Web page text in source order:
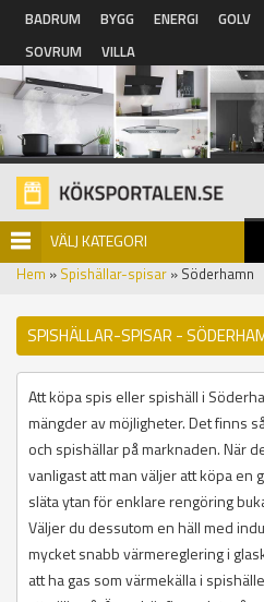
Hoppa till huvudinnehåll
BADRUM BYGG ENERGI GOLV
SOVRUM
VILLA
VÄLJ KATEGORI
Hem » Spishällar-spisar » Söderhamn
SPISHÄLLAR-SPISAR -
Att köpa spis eller spishäll i
mängder av möjligheter. Det finns
och spishällar på marknaden. När
vanligast att man väljer att köpa en
släta ytan för enklare rengöring
Väljer du dessutom en häll med
mycket snabb värmereglering i
att ha gas som värmekälla i